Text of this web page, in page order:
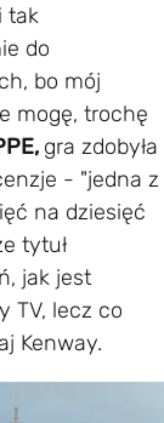
tak
do
bo mój
mogę, trochę
gra zdobyła
- "jedna z
na dziesięć
tytuł
jak jest
TV, lecz co
Kenway.